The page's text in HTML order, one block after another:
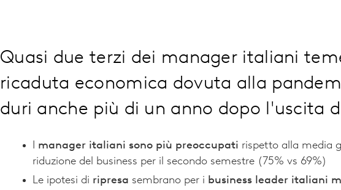
Quasi due terzi dei manager italiani
ricaduta economica dovuta alla
duri anche più di un anno dopo l'uscita
I manager italiani sono più preoccupati rispetto alla media
riduzione del business per il secondo semestre (75% vs 69%)
Le ipotesi di ripresa sembrano per i business leader italiani